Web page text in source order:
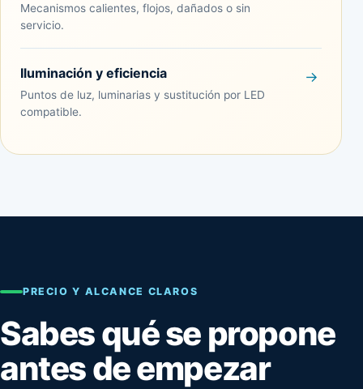
Mecanismos calientes, flojos, dañados o sin
servicio.
Iluminación y eficiencia
Puntos de luz, luminarias y sustitución por LED
compatible.
PRECIO Y ALCANCE CLAROS
Sabes qué se propone
antes de empezar